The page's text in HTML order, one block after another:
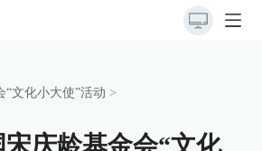
“文化小大使”活动 >
宋庆龄基金会“文化